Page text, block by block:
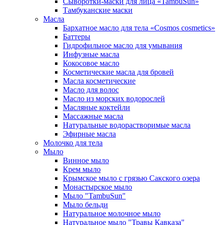
Тамбуканские маски
Масла
Бархатное масло для тела «Cosmos cosmetics»
Баттеры
Гидрофильное масло для умывания
Инфузные масла
Кокосовое масло
Косметические масла для бровей
Масла косметические
Масло для волос
Масло из морских водорослей
Масляные коктейли
Массажные масла
Натуральные водорастворимые масла
Эфирные масла
Молочко для тела
Мыло
Винное мыло
Крем мыло
Крымское мыло с грязью Сакского озера
Монастырское мыло
Мыло "TambuSun"
Мыло бельди
Натуральное молочное мыло
Натуральное мыло "Травы Кавказа"